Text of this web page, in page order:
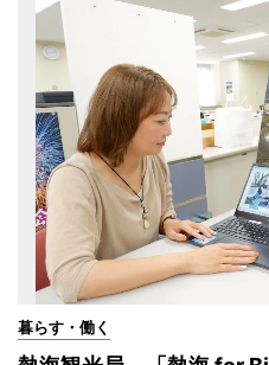
暮らす・働く